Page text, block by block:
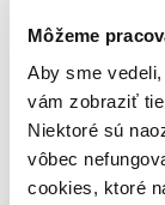
Môžeme
Aby sme
vám zobraziť
Niektoré sú
vôbec
cookies, ktoré
Rusko (1
Autor
Allan
Barbara
John